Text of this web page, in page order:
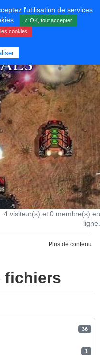
4 visiteur(s) et 0 membre(s) en
ligne.
Plus de contenu
fichiers
36
1
l'utilisation de services
✓ OK, tout accepter
cookies